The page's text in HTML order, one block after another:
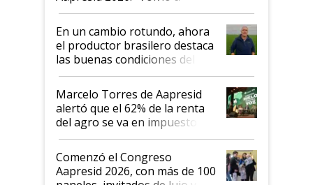
demostrar que hablar del
suelo es hablar de todo el
sistema productivo"
En un cambio rotundo, ahora
el productor brasilero destaca
las buenas condiciones del
agro argentino para invertir:
"Los veo más motivados"
Marcelo Torres de Aapresid
alertó que el 62% de la renta
del agro se va en impuestos:
"No es bueno que en
Argentina se sigan discutiendo
las mismas cosas de hace 50
años"
Comenzó el Congreso
Aapresid 2026, con más de 100